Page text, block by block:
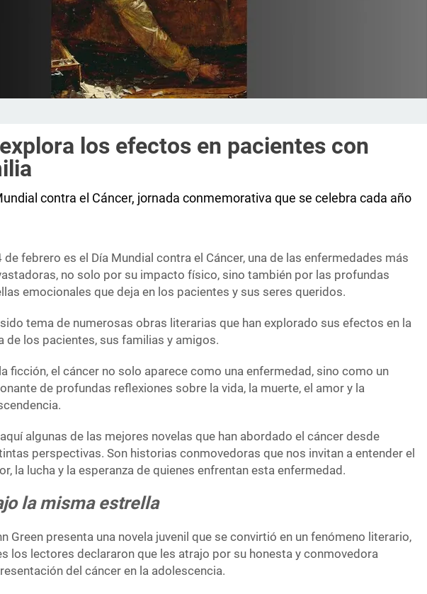
los efectos en pacientes con
contra el Cáncer, jornada conmemorativa que se celebra cada año
de febrero es el Día Mundial contra el Cáncer, una de las enfermedades más
no solo por su impacto físico, sino también por las profundas
emocionales que deja en los pacientes y sus seres queridos.
tema de numerosas obras literarias que han explorado sus efectos en la
de los pacientes, sus familias y amigos.
ficción, el cáncer no solo aparece como una enfermedad, sino como un
de profundas reflexiones sobre la vida, la muerte, el amor y la
algunas de las mejores novelas que han abordado el cáncer desde
perspectivas. Son historias conmovedoras que nos invitan a entender el
la lucha y la esperanza de quienes enfrentan esta enfermedad.
la misma estrella
Green presenta una novela juvenil que se convirtió en un fenómeno literario,
los lectores declararon que les atrajo por su honesta y conmovedora
del cáncer en la adolescencia.